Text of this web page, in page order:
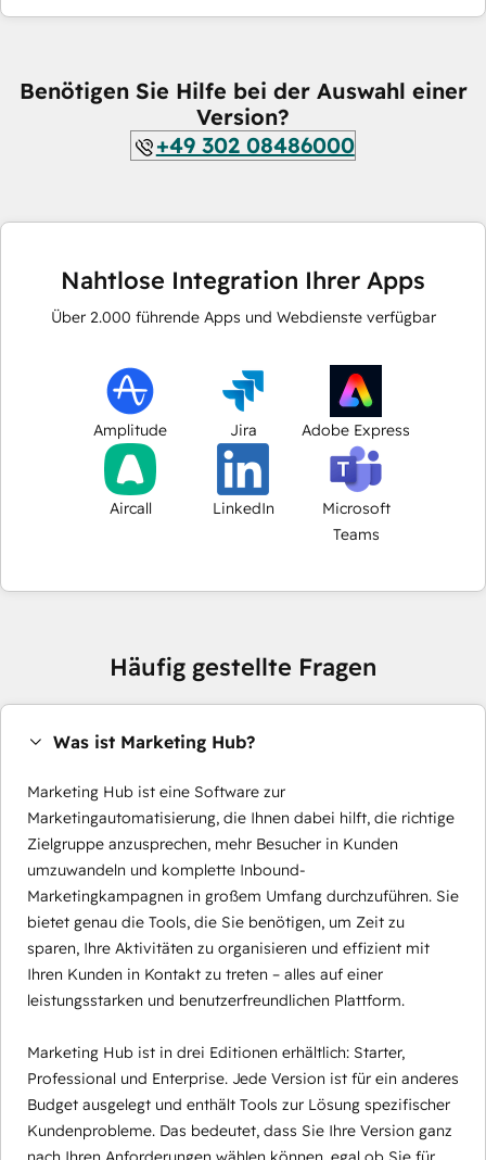
Benötigen Sie Hilfe bei der Auswahl einer
Version?
+49 302 08486000
Nahtlose Integration Ihrer Apps
Über 2.000 führende Apps und Webdienste verfügbar
Amplitude Jira Adobe Express
Aircall LinkedIn
Microsoft
Teams
Häufig gestellte Fragen
Was ist Marketing Hub?
Marketing Hub ist eine Software zur
Marketingautomatisierung, die Ihnen dabei hilft, die richtige
Zielgruppe anzusprechen, mehr Besucher in Kunden
umzuwandeln und komplette Inbound-
Marketingkampagnen in großem Umfang durchzuführen. Sie
bietet genau die Tools, die Sie benötigen, um Zeit zu
sparen, Ihre Aktivitäten zu organisieren und effizient mit
Ihren Kunden in Kontakt zu treten – alles auf einer
leistungsstarken und benutzerfreundlichen Plattform.
Marketing Hub ist in drei Editionen erhältlich: Starter,
Professional und Enterprise. Jede Version ist für ein anderes
Budget ausgelegt und enthält Tools zur Lösung spezifischer
Kundenprobleme. Das bedeutet, dass Sie Ihre Version ganz